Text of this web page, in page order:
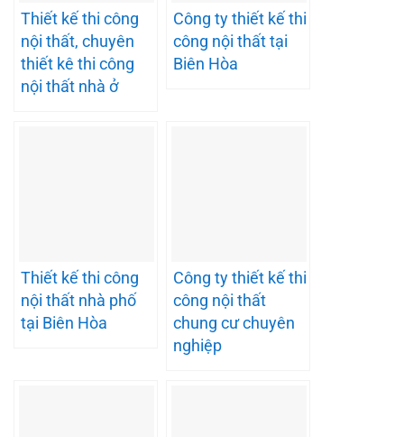
Thiết kế thi công
nội thất, chuyên
thiết kê thi công
nội thất nhà ở
Công ty thiết kế thi
công nội thất tại
Biên Hòa
Thiết kế thi công
nội thất nhà phố
tại Biên Hòa
Công ty thiết kế thi
công nội thất
chung cư chuyên
nghiệp